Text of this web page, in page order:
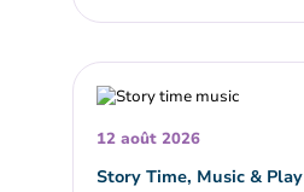
12 août 2026
Story Time, Music & Play